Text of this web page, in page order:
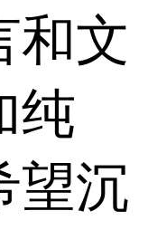
和文
纯
望沉